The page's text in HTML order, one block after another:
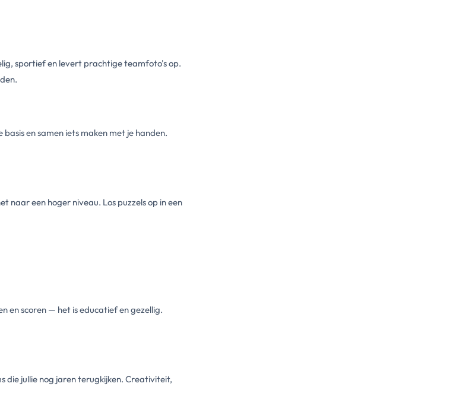
sportief en levert prachtige teamfoto's op.
en samen iets maken met je handen.
een hoger niveau. Los puzzels op in een
en scoren — het is educatief en gezellig.
die jullie nog jaren terugkijken. Creativiteit,